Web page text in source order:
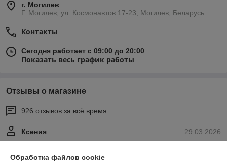
г. Могилев
Г. Могилев, ул. Космонавтов 17-23, Могилев, Беларусь
Контакты
Сегодня работает с 09:00 до 20:00
Показать весь график работы
Отзывы о магазине
926 отзывов за всё время
29.03.2026
Ксения
Обработка файлов cookie